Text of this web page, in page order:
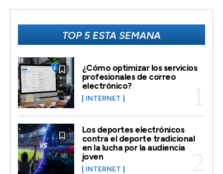
TOP 5 ESTA SEMANA
¿Cómo optimizar los servicios
profesionales de correo
electrónico?
INTERNET
Los deportes electrónicos
contra el deporte tradicional
en la lucha por la audiencia
joven
INTERNET